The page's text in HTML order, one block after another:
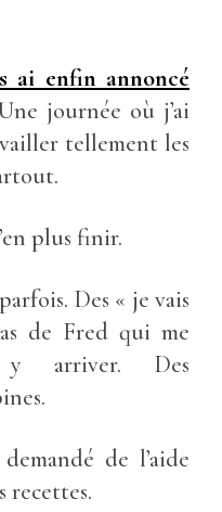
ai enfin annoncé
journée où j’ai
tellement les
plus finir.
Des « je vais
de Fred qui me
arriver. Des
de l’aide
recettes.